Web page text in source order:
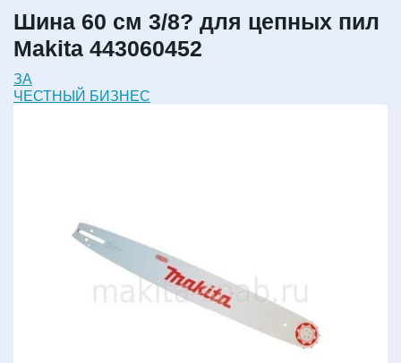
Шина 60 см 3/8? для цепных пил
Makita 443060452
ЗА
ЧЕСТНЫЙ БИЗНЕС